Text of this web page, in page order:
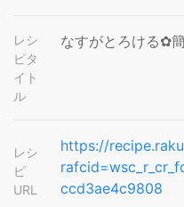
レシ
ピタ
イト
ル
なすがとろける✿
レシ
ピ
URL
https://
ccd3ae4c9808